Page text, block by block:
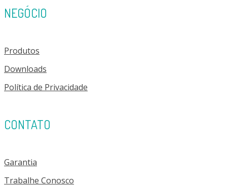
NEGÓCIO
Produtos
Downloads
Política de Privacidade
CONTATO
Garantia
Trabalhe Conosco